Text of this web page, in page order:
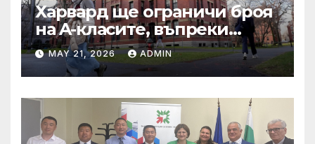
Харвард ще ограничи броя
на A-класите, въпреки
силната съпротива на
студентите
MAY 21, 2026 ADMIN